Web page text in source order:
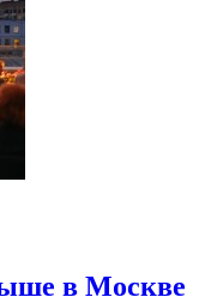
в Москве